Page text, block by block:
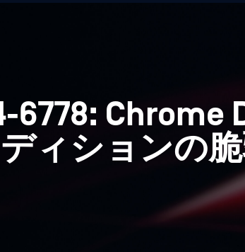
6778:
ィションの